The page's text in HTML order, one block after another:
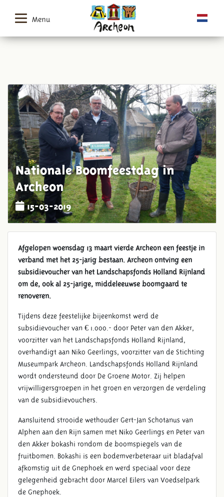
Menu
Nationale Boomfeestdag in
Archeon
15-03-2019
Afgelopen woensdag 13 maart vierde Archeon een feestje in
verband met het 25-jarig bestaan. Archeon ontving een
subsidievoucher van het Landschapsfonds Holland Rijnland
om de, ook al 25-jarige, middeleeuwse boomgaard te
renoveren.
Tijdens deze feestelijke bijeenkomst werd de
subsidievoucher van € 1.000.- door Peter van den Akker,
voorzitter van het Landschapsfonds Holland Rijnland,
overhandigt aan Niko Geerlings, voorzitter van de Stichting
Museumpark Archeon. Landschapsfonds Holland Rijnland
wordt ondersteund door De Groene Motor. Zij helpen
vrijwilligersgroepen in het groen en verzorgen de verdeling
van de subsidievouchers.
Aansluitend strooide wethouder Gert-Jan Schotanus van
Alphen aan den Rijn samen met Niko Geerlings en Peter van
den Akker bokashi rondom de boomspiegels van de
fruitbomen. Bokashi is een bodemverbeteraar uit bladafval
afkomstig uit de Gnephoek en werd speciaal voor deze
gelegenheid gebracht door Marcel Eilers van Voedselpark
de Gnephoek.